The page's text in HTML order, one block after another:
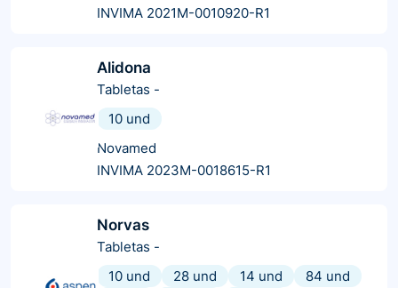
INVIMA 2021M-0010920-R1
Alidona
Tabletas -
10 und
Novamed
INVIMA 2023M-0018615-R1
Norvas
Tabletas -
10 und
28 und 14 und
84 und